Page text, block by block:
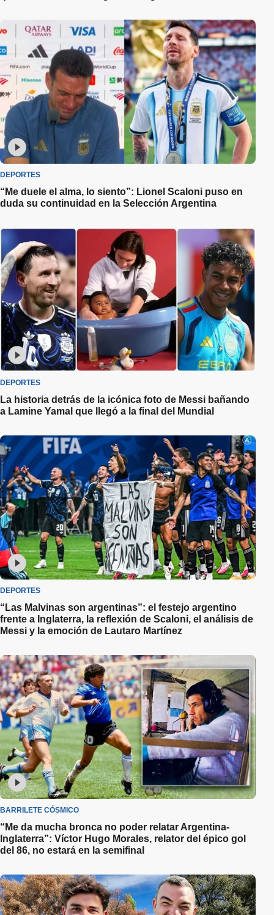
DEPORTES
“Me duele el alma, lo siento”: Lionel Scaloni puso en
duda su continuidad en la Selección Argentina
DEPORTES
La historia detrás de la icónica foto de Messi bañando
a Lamine Yamal que llegó a la final del Mundial
DEPORTES
“Las Malvinas son argentinas”: el festejo argentino
frente a Inglaterra, la reflexión de Scaloni, el análisis de
Messi y la emoción de Lautaro Martínez
BARRILETE CÓSMICO
“Me da mucha bronca no poder relatar Argentina-
Inglaterra”: Víctor Hugo Morales, relator del épico gol
del 86, no estará en la semifinal